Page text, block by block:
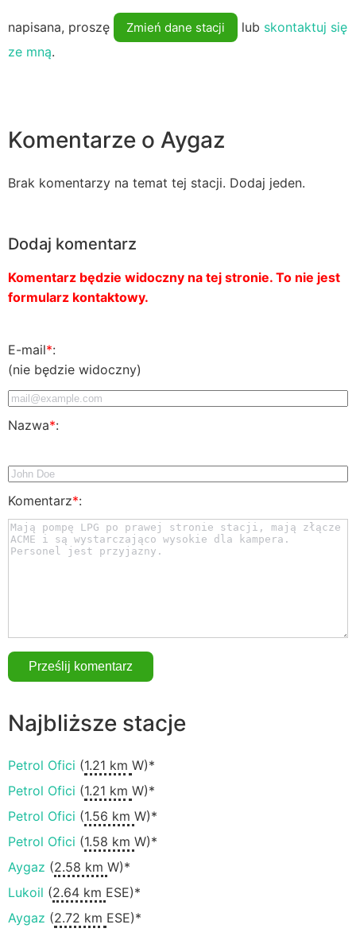
napisana, proszę Zmień dane stacji lub skontaktuj się
ze mną.
Komentarze o Aygaz
Brak komentarzy na temat tej stacji. Dodaj jeden.
Dodaj komentarz
Komentarz będzie widoczny na tej stronie. To nie jest
formularz kontaktowy.
E-mail*:
(nie będzie widoczny)
Nazwa*:
Komentarz*:
Najbliższe stacje
Petrol Ofici (1.21 km W)*
Petrol Ofici (1.21 km W)*
Petrol Ofici (1.56 km W)*
Petrol Ofici (1.58 km W)*
Aygaz (2.58 km W)*
Lukoil (2.64 km ESE)*
Aygaz (2.72 km ESE)*